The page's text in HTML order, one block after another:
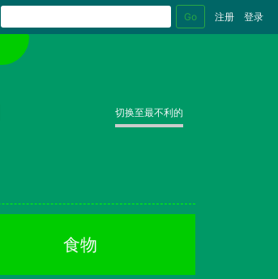
Go 注册 登录
切换至最不利的
食物